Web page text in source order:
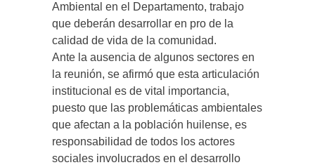
Ambiental en el Departamento, trabajo
que deberán desarrollar en pro de la
calidad de vida de la comunidad.
Ante la ausencia de algunos sectores en
la reunión, se afirmó que esta articulación
institucional es de vital importancia,
puesto que las problemáticas ambientales
que afectan a la población huilense, es
responsabilidad de todos los actores
sociales involucrados en el desarrollo